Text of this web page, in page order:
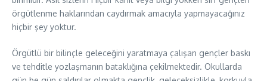
örgütlenme haklarından caydırmak amacıyla yapmayacağınız
hiçbir şey yoktur.
Örgütlü bir bilinçle geleceğini yaratmaya çalışan gençler baskı
ve tehditle yozlaşmanın bataklığına çekilmektedir. Okullarda